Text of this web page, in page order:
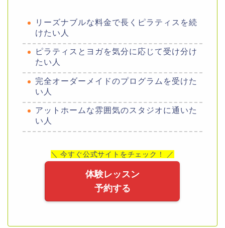
リーズナブルな料金で長くピラティスを続
けたい人
ピラティスとヨガを気分に応じて受け分け
たい人
完全オーダーメイドのプログラムを受けた
い人
アットホームな雰囲気のスタジオに通いた
い人
＼ 今すぐ公式サイトをチェック！ ／
体験レッスン
予約する